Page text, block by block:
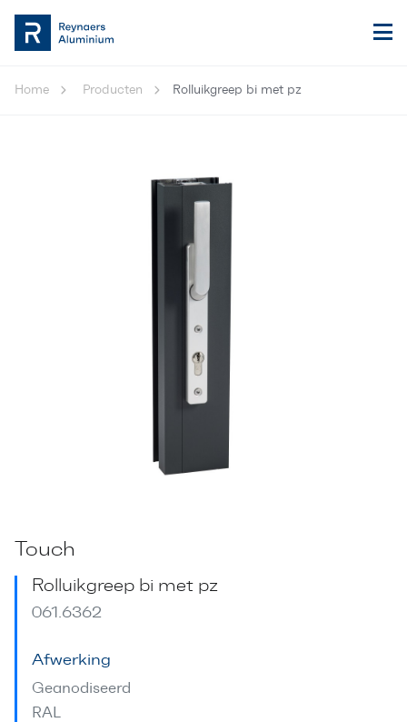
Home Producten Rolluikgreep bi met pz
Touch
Rolluikgreep bi met pz
061.6362
Afwerking
Geanodiseerd
RAL